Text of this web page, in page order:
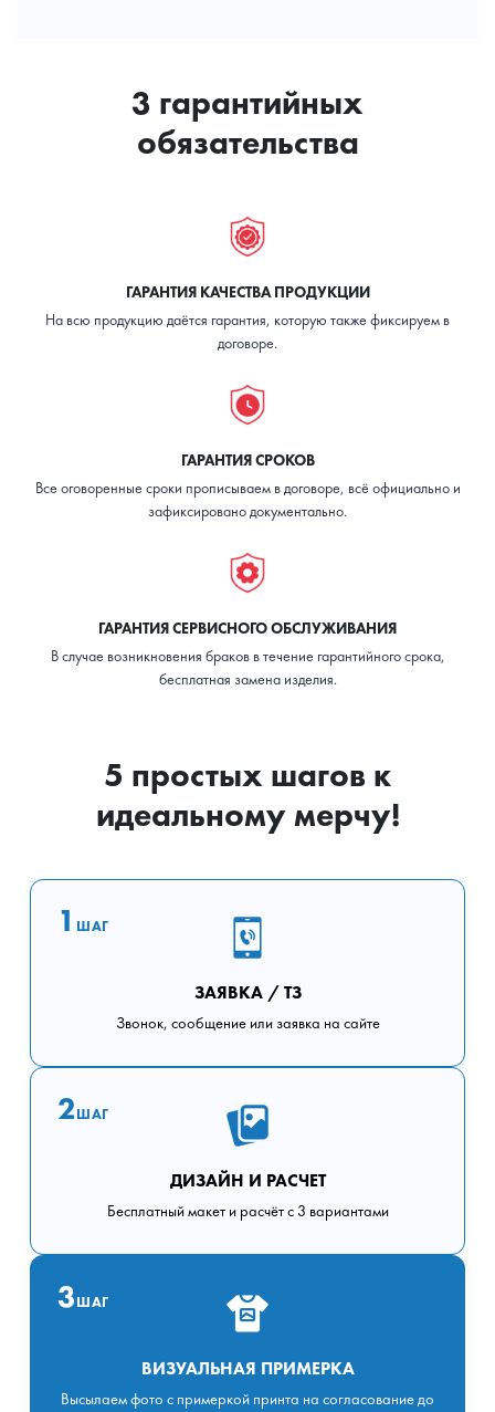
синтетике,
шелкографии,3 гарантийных
обязательства
ГАРАНТИЯ КАЧЕСТВА ПРОДУКЦИИ
На всю продукцию даётся гарантия, которую также фиксируем в
договоре.
ГАРАНТИЯ СРОКОВ
Все оговоренные сроки прописываем в договоре, всё официально и
зафиксировано документально.
ГАРАНТИЯ СЕРВИСНОГО ОБСЛУЖИВАНИЯ
В случае возникновения браков в течение гарантийного срока,
бесплатная замена изделия.
5 простых шагов к
идеальному мерчу!
1 ШАГ
ЗАЯВКА / ТЗ
Звонок, сообщение или заявка на сайте
2ШАГ
ДИЗАЙН И РАСЧЕТ
Бесплатный макет и расчёт с 3 вариантами
3ШАГ
ВИЗУАЛЬНАЯ ПРИМЕРКА
Высылаем фото с примеркой принта на согласование до